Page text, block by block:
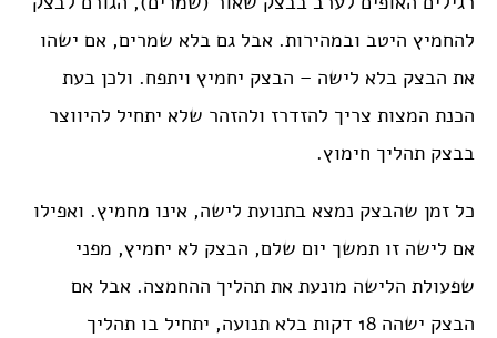
להחמיץ היטב ובמהירות. אבל גם בלא שמרים, אם ישהו
את הבצק בלא לישה – הבצק יחמיץ ויתפח. ולכן בעת
הכנת המצות צריך להזדרז ולהזהר שלא יתחיל להיווצר
בבצק תהליך חימוץ.
כל זמן שהבצק נמצא בתנועת לישה, אינו מחמיץ. ואפילו
אם לישה זו תמשך יום שלם, הבצק לא יחמיץ, מפני
שפעולת הלישה מונעת את תהליך ההחמצה. אבל אם
הבצק ישהה 18 דקות בלא תנועה, יתחיל בו תהליך